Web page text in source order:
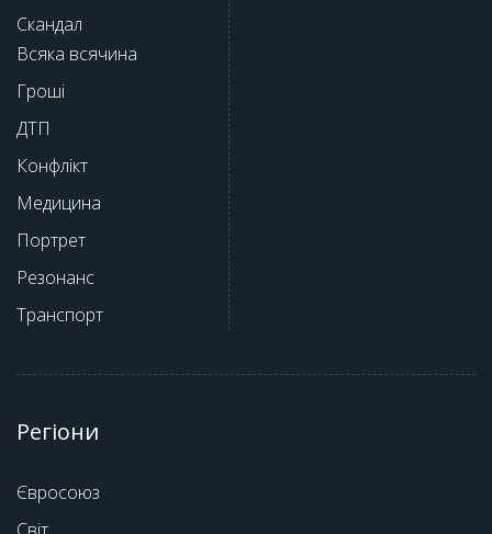
Скандал
Всяка всячина
Гроші
ДТП
Конфлікт
Медицина
Портрет
Резонанс
Транспорт
Регіони
Євросоюз